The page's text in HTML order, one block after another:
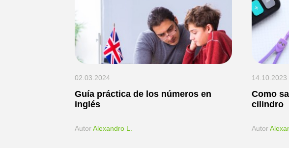
02.03.2024
Guía práctica de los números en
inglés
АutorAlexandro L.
14.10.2023
Como
cilindro
Аutor